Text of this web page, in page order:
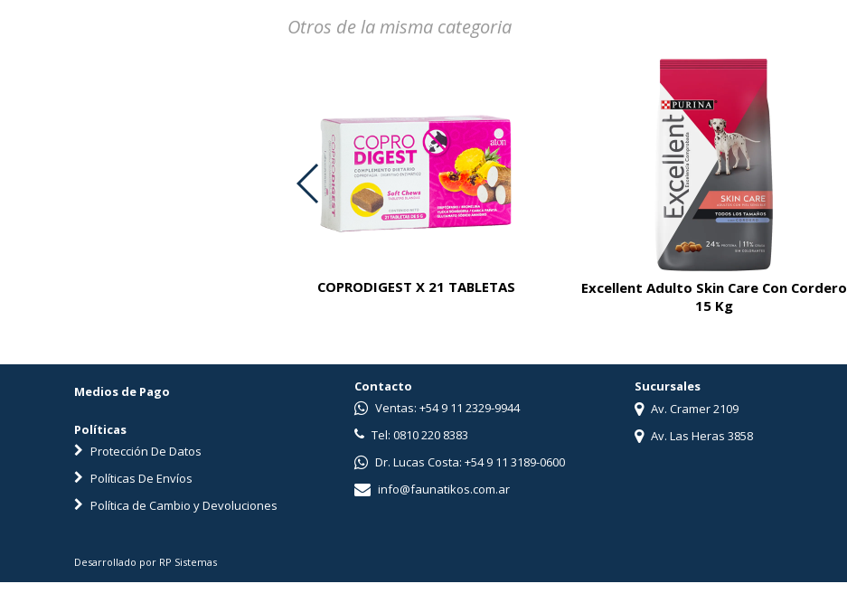
Otros de la misma categoria
COPRODIGEST X 21 TABLETAS
Excellent Adulto Skin Care Con Cordero
15 Kg
Medios de Pago
Políticas
Protección De Datos
Políticas De Envíos
Política de Cambio y Devoluciones
Desarrollado por RP Sistemas
Contacto
Ventas: +54 9 11 2329-9944
Tel: 0810 220 8383
Dr. Lucas Costa: +54 9 11 3189-0600
info@faunatikos.com.ar
Sucursales
Av. Cramer 2109
Av. Las Heras 3858